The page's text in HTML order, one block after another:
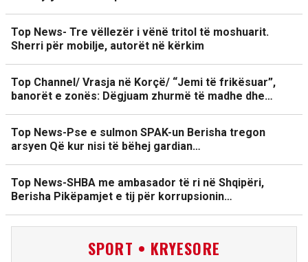
Top News- Tre vëllezër i vënë tritol të moshuarit.
Sherri për mobilje, autorët në kërkim
Top Channel/ Vrasja në Korçë/ “Jemi të frikësuar”,
banorët e zonës: Dëgjuam zhurmë të madhe dhe…
Top News-Pse e sulmon SPAK-un Berisha tregon
arsyen Që kur nisi të bëhej gardian…
Top News-SHBA me ambasador të ri në Shqipëri,
Berisha Pikëpamjet e tij për korrupsionin…
SPORT • KRYESORE